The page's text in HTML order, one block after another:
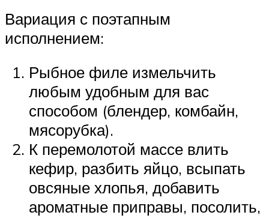
Вариация с поэтапным
исполнением:
Рыбное филе измельчить
любым удобным для вас
способом (блендер, комбайн,
мясорубка).
К перемолотой массе влить
кефир, разбить яйцо, всыпать
овсяные хлопья, добавить
ароматные приправы, посолить,